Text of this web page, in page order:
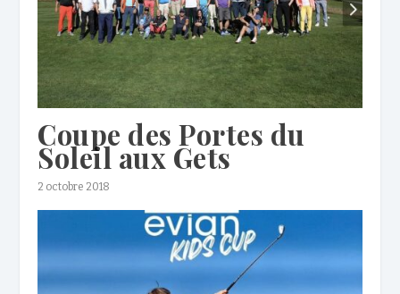
Coupe des Portes du
Soleil aux Gets
2 octobre 2018